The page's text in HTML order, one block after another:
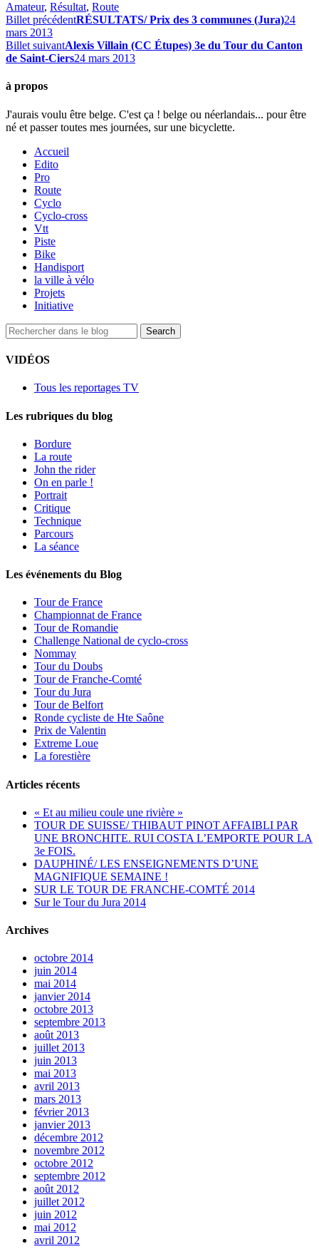
Amateur, Résultat, Route
Billet précédentRÉSULTATS/ Prix des 3 communes (Jura)24
mars 2013
Billet suivantAlexis Villain (CC Étupes) 3e du Tour du Canton
de Saint-Ciers24 mars 2013
à propos
J'aurais voulu être belge. C'est ça ! belge ou néerlandais... pour être
né et passer toutes mes journées, sur une bicyclette.
Accueil
Edito
Pro
Route
Cyclo
Cyclo-cross
Vtt
Piste
Bike
Handisport
la ville à vélo
Projets
Initiative
VIDÉOS
Tous les reportages TV
Les rubriques du blog
Bordure
La route
John the rider
On en parle !
Portrait
Critique
Technique
Parcours
La séance
Les événements du Blog
Tour de France
Championnat de France
Tour de Romandie
Challenge National de cyclo-cross
Nommay
Tour du Doubs
Tour de Franche-Comté
Tour du Jura
Tour de Belfort
Ronde cycliste de Hte Saône
Prix de Valentin
Extreme Loue
La forestière
Articles récents
« Et au milieu coule une rivière »
TOUR DE SUISSE/ THIBAUT PINOT AFFAIBLI PAR
UNE BRONCHITE. RUI COSTA L’EMPORTE POUR LA
3e FOIS.
DAUPHINÉ/ LES ENSEIGNEMENTS D’UNE
MAGNIFIQUE SEMAINE !
SUR LE TOUR DE FRANCHE-COMTÉ 2014
Sur le Tour du Jura 2014
Archives
octobre 2014
juin 2014
mai 2014
janvier 2014
octobre 2013
septembre 2013
août 2013
juillet 2013
juin 2013
mai 2013
avril 2013
mars 2013
février 2013
janvier 2013
décembre 2012
novembre 2012
octobre 2012
septembre 2012
août 2012
juillet 2012
juin 2012
mai 2012
avril 2012